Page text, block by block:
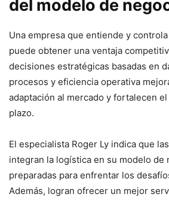
del modelo de
Una empresa que entiende y
puede obtener una ventaja
decisiones estratégicas basadas en
procesos y eficiencia operativa
adaptación al mercado y fortalecen
plazo.
El especialista Roger Ly indica que
integran la logística en su modelo de
preparadas para enfrentar los
Además, logran ofrecer un mejor